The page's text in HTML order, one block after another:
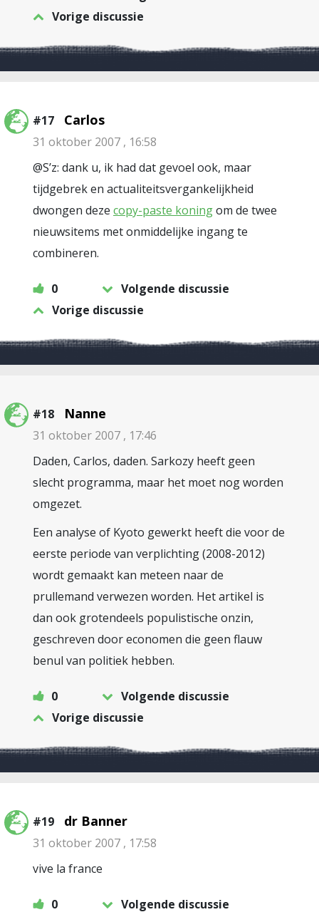
Vorige discussie
#17 Carlos
31 oktober 2007 , 16:58
@S’z: dank u, ik had dat gevoel ook, maar
tijdgebrek en actualiteitsvergankelijkheid
dwongen deze copy-paste koningom de twee
nieuwsitems met onmiddelijke ingang te
combineren.
0
Volgende discussie
Vorige discussie
#18 Nanne
31 oktober 2007 , 17:46
Daden, Carlos, daden. Sarkozy heeft geen
slecht programma, maar het moet nog worden
omgezet.
Een analyse of Kyoto gewerkt heeft die voor de
eerste periode van verplichting (2008-2012)
wordt gemaakt kan meteen naar de
prullemand verwezen worden. Het artikel is
dan ook grotendeels populistische onzin,
geschreven door economen die geen flauw
benul van politiek hebben.
0
Volgende discussie
Vorige discussie
#19 dr Banner
31 oktober 2007 , 17:58
vive la france
0
Volgende discussie